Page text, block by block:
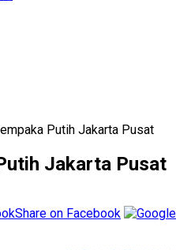
Putih Jakarta Pusat
Jakarta Pusat
Share on Facebook